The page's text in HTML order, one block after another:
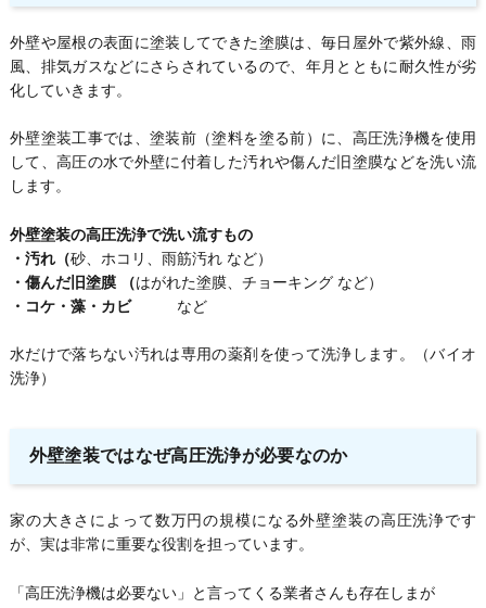
外壁や屋根の表面に塗装してできた塗膜は、毎日屋外で紫外線、雨
風、排気ガスなどにさらされているので、年月とともに耐久性が劣
化していきます。
外壁塗装工事では、塗装前（塗料を塗る前）に、高圧洗浄機を使用
して、高圧の水で外壁に付着した汚れや傷んだ旧塗膜などを洗い流
します。
外壁塗装の高圧洗浄で洗い流すもの
・汚れ（砂、ホコリ、雨筋汚れ など）
・傷んだ旧塗膜 （はがれた塗膜、チョーキング など）
・コケ・藻・カビなど
水だけで落ちない汚れは専用の薬剤を使って洗浄します。（バイオ
洗浄）
外壁塗装ではなぜ高圧洗浄が必要なのか
家の大きさによって数万円の規模になる外壁塗装の高圧洗浄です
が、実は非常に重要な役割を担っています。
「高圧洗浄機は必要ない」と言ってくる業者さんも存在しまが